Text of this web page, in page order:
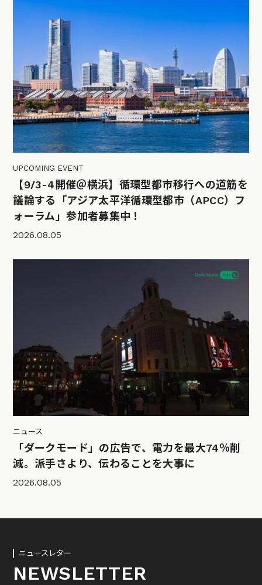
UPCOMING EVENT
【9/3-4開催＠横浜】循環型都市移行への道筋を
議論する「アジア太平洋循環型都市（APCC）フ
ォーラム」参加者募集中！
2026.08.05
ニュース
「ダークモード」の広告で、電力を最大74％削
減。派手さより、伝わることを大事に
2026.08.05
ニュースレター
NEWSLETTER